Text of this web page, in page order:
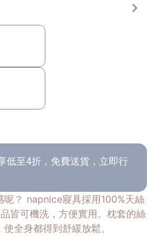
低至4折，免費送貨，立即行
？ napnice寢具採用100%天絲
皆可機洗，方便實用。枕套的絲
全身都得到舒緩放鬆。